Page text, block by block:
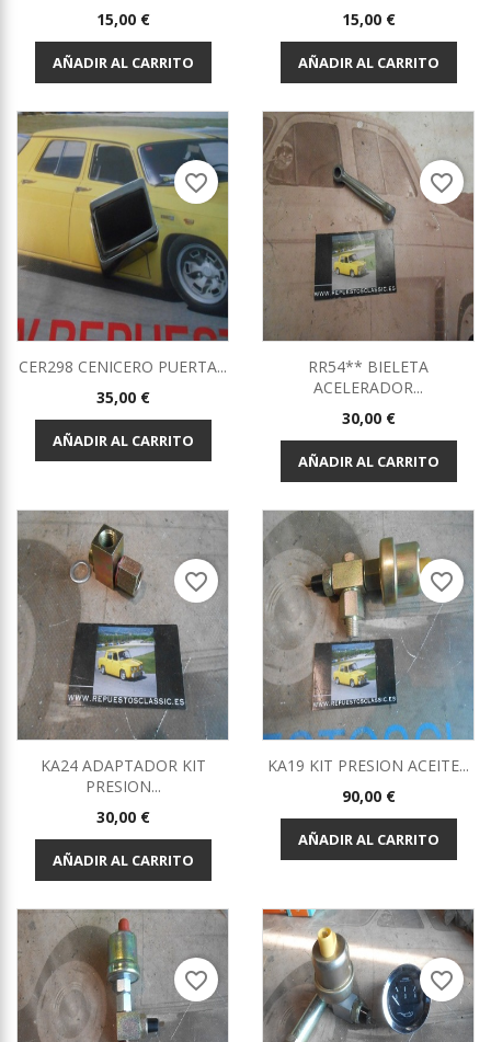
Precio
15,00 €
AÑADIR AL CARRITO
Precio
15,00 €
AÑADIR AL CARRITO
CER298 CENICERO PUERTA...
Precio
35,00 €
AÑADIR AL CARRITO
favorite_border
RR54** BIELETA
ACELERADOR...
Precio
30,00 €
AÑADIR AL CARRITO
favorite_border
KA24 ADAPTADOR KIT
PRESION...
Precio
30,00 €
AÑADIR AL CARRITO
favorite_border
KA19 KIT PRESION ACEITE...
Precio
90,00 €
AÑADIR AL CARRITO
favorite_border
favorite_border favorite_border